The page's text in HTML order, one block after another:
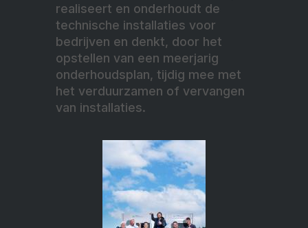
realiseert en onderhoudt de
technische installaties voor
bedrijven en denkt, door het
opstellen van een meerjarig
onderhoudsplan, tijdig mee met
het verduurzamen of vervangen
van installaties.